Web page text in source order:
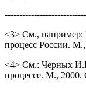
<3> См.,
процесс России.
<4> См.: Черных
процессе. М., 2000.